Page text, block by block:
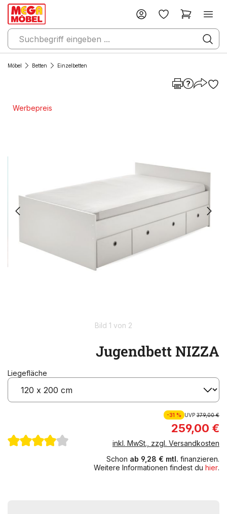
Möbel Betten Einzelbetten
Werbepreis
Bild 1 von 2
Jugendbett NIZZA
Liegefläche
-31 % UVP379,00 €
259,00 €
inkl. MwSt., zzgl. Versandkosten
Schon ab 9,28 € mtl. finanzieren.
Weitere Informationen findest du hier.